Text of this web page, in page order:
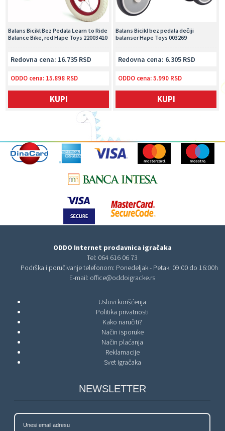
Balans Bicikl bez pedala dečiji
balanser Hape Toys 003269
Redovna cena: 6.305 RSD
ODDO cena:5.990 RSD
KUPI
Balans Bicikl Bez Pedala Learn to Ride
Balance Bike, red Hape Toys 22003410
Redovna cena: 16.735 RSD
ODDO cena: 15.898 RSD
KUPI
ODDO Internet prodavnica igračaka
Tel: 064 616 06 73
Podrška i poručivanje telefonom: Ponedeljak - Petak: 09:00 do 16:00h
E-mail: office@oddoigracke.rs
Uslovi korišćenja
Politika privatnosti
Kako naručiti?
Način isporuke
Način plaćanja
Reklamacije
Svet igračaka
NEWSLETTER